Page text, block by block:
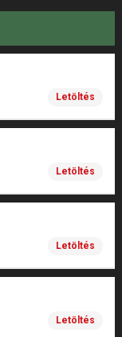
Letöltés
Letöltés
Letöltés
Letöltés